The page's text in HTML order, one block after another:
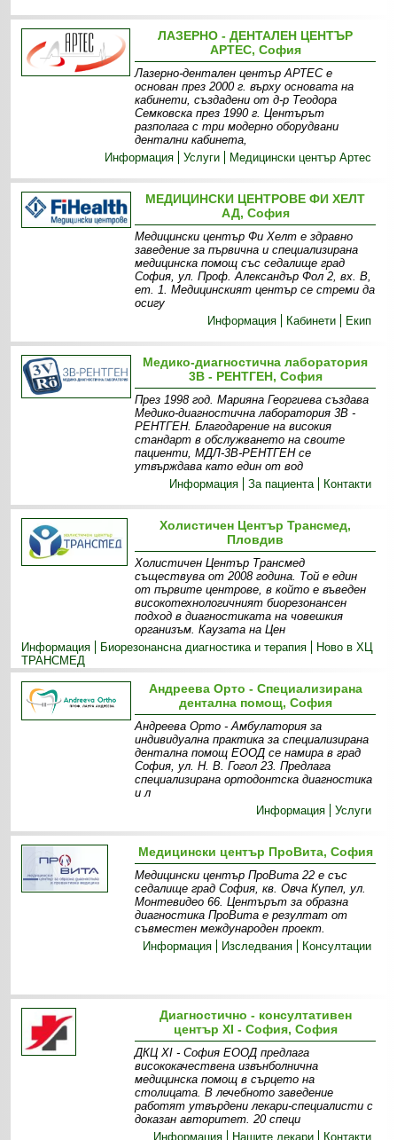
ЛАЗЕРНО - ДЕНТАЛЕН ЦЕНТЪР
АРТЕС, София
Лазерно-дентален център АРТЕС е
основан през 2000 г. върху основата на
кабинети, създадени от д-р Теодора
Семковска през 1990 г. Центърът
разполага с три модерно оборудвани
дентални кабинета,
Информация
Услуги Медицински център Артес
МЕДИЦИНСКИ ЦЕНТРОВЕ ФИ ХЕЛТ
АД, София
Медицински център Фи Хелт е здравно
заведение за първична и специализирана
медицинска помощ със седалище град
София, ул. Проф. Александър Фол 2, вх. В,
ет. 1. Медицинският център се стреми да
осигу
Информация
Кабинети Екип
Медико-диагностична лаборатория
3В - РЕНТГЕН, София
През 1998 год. Марияна Георгиева създава
Медико-диагностична лаборатория 3В -
РЕНТГЕН. Благодарение на високия
стандарт в обслужването на своите
пациенти, МДЛ-3В-РЕНТГЕН се
утвърждава като един от вод
Информация
За пациента Контакти
Холистичен Център Трансмед,
Пловдив
Холистичен Център Трансмед
съществува от 2008 година. Той е един
от първите центрове, в който е въведен
високотехнологичният биорезонансен
подход в диагностиката на човешкия
организъм. Каузата на Цен
Информация
Биорезонансна диагностика и терапия
Ново в ХЦ
ТРАНСМЕД
Андреева Орто - Специализирана
дентална помощ, София
Андреева Орто - Амбулатория за
индивидуална практика за специализирана
дентална помощ ЕООД се намира в град
София, ул. Н. В. Гогол 23. Предлага
специализирана ортодонтска диагностика
и л
Информация
Услуги
Медицински център ПроВита, София
Медицински център ПроВита 22 е със
седалище град София, кв. Овча Купел, ул.
Монтевидео 66. Центърът за образна
диагностика ПроВита e резултат от
съвместен международен проект.
Информация
Изследвания Консултации
Диагностично - консултативен
център XI - София, София
ДКЦ XI - София ЕООД предлага
висококачествена извънболнична
медицинска помощ в сърцето на
столицата. В лечебното заведение
работят утвърдени лекари-специалисти с
доказан авторитет. 20 специ
Информация
Нашите лекари Контакти